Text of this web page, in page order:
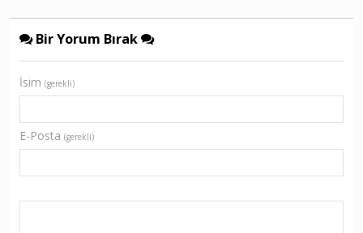
Bir Yorum Bırak
İsim (gerekli)
E-Posta (gerekli)